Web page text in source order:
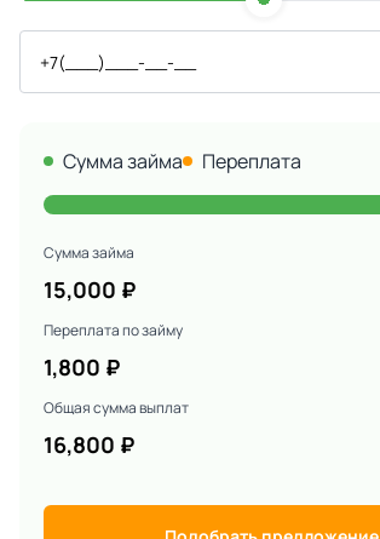
Сумма займа Переплата
Сумма займа
15,000 ₽
Переплата по займу
1,800 ₽
Общая сумма выплат
16,800 ₽